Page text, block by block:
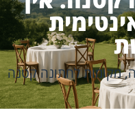
,מקומות לחתונה קטנה